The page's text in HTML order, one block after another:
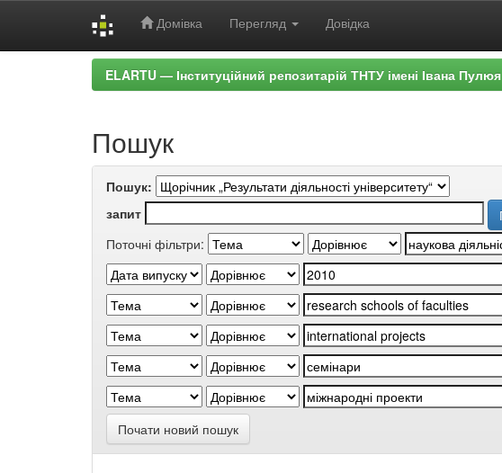
Домівка Перегляд Довідка
ELARTU — Інституційний репозитарій ТНТУ імені Івана Пулюя
Пошук
Пошук:
запит
Поточні фільтри:
Почати новий пошук